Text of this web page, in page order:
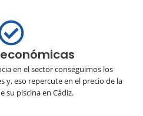
en el sector conseguimos los
y, eso repercute en el precio de la
su piscina en Cádiz.